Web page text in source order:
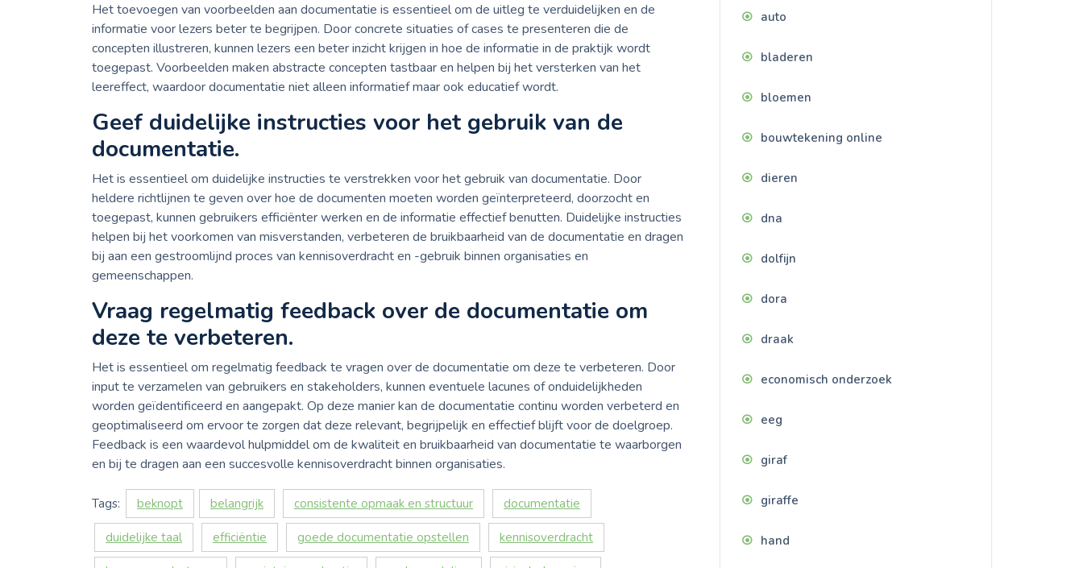
Het toevoegen van voorbeelden aan documentatie is essentieel om de uitleg te verduidelijken en de
informatie voor lezers beter te begrijpen. Door concrete situaties of cases te presenteren die de
concepten illustreren, kunnen lezers een beter inzicht krijgen in hoe de informatie in de praktijk wordt
toegepast. Voorbeelden maken abstracte concepten tastbaar en helpen bij het versterken van het
leereffect, waardoor documentatie niet alleen informatief maar ook educatief wordt.
Geef duidelijke instructies voor het gebruik van de
documentatie.
Het is essentieel om duidelijke instructies te verstrekken voor het gebruik van documentatie. Door
heldere richtlijnen te geven over hoe de documenten moeten worden geïnterpreteerd, doorzocht en
toegepast, kunnen gebruikers efficiënter werken en de informatie effectief benutten. Duidelijke instructies
helpen bij het voorkomen van misverstanden, verbeteren de bruikbaarheid van de documentatie en dragen
bij aan een gestroomlijnd proces van kennisoverdracht en -gebruik binnen organisaties en
gemeenschappen.
Vraag regelmatig feedback over de documentatie om
deze te verbeteren.
Het is essentieel om regelmatig feedback te vragen over de documentatie om deze te verbeteren. Door
input te verzamelen van gebruikers en stakeholders, kunnen eventuele lacunes of onduidelijkheden
worden geïdentificeerd en aangepakt. Op deze manier kan de documentatie continu worden verbeterd en
geoptimaliseerd om ervoor te zorgen dat deze relevant, begrijpelijk en effectief blijft voor de doelgroep.
Feedback is een waardevol hulpmiddel om de kwaliteit en bruikbaarheid van documentatie te waarborgen
en bij te dragen aan een succesvolle kennisoverdracht binnen organisaties.
Tags: beknopt belangrijk consistente opmaak en structuur documentatie
duidelijke taal efficiëntie goede documentatie opstellen kennisoverdracht
auto
bladeren
bloemen
bouwtekening online
dieren
dna
dolfijn
dora
draak
economisch onderzoek
eeg
giraf
giraffe
hand